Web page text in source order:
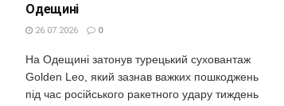
Одещині
26.07.2026 0
На Одещині затонув турецький суховантаж
Golden Leo, який зазнав важких пошкоджень
під час російського ракетного удару тиждень